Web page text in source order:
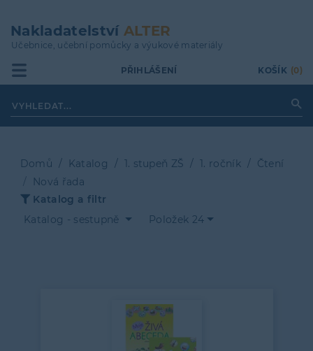
hlavnímu
obsahu
Nakladatelství ALTER
Učebnice, učební pomůcky a výukové materiály
PŘIHLÁŠENÍ KOŠÍK (0)
Drobečková
navigace
Domů Katalog 1. stupeň ZŠ 1. ročník
Čtení
Nová řada
Katalog a filtr
Katalog - sestupně
Položek 24